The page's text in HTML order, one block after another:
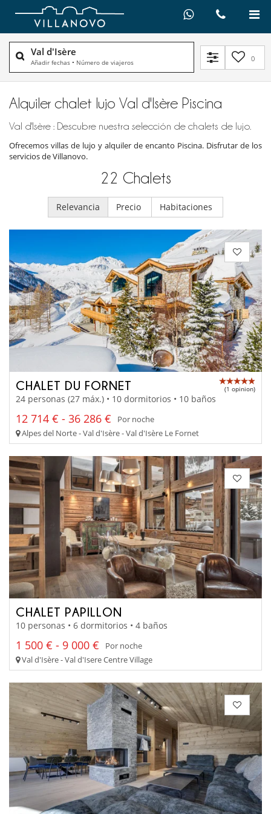
Val d'Isère
Añadir fechas • Número de viajeros 0
Alquiler chalet lujo Val d'Isère Piscina
Val d'Isère : Descubre nuestra selección de chalets de lujo.
Ofrecemos villas de lujo y alquiler de encanto Piscina. Disfrutar de los
servicios de Villanovo.
22 Chalets
Relevancia Precio Habitaciones
CHALET DU FORNET (1 opinion)
24 personas (27 máx.) • 10 dormitorios • 10 baños
12 714 € - 36 286 €
Por noche
Alpes del Norte - Val d'Isère - Val d'Isère Le Fornet
CHALET PAPILLON
10 personas • 6 dormitorios • 4 baños
1 500 € - 9 000 €
Por noche
Val d'Isère - Val d'Isere Centre Village